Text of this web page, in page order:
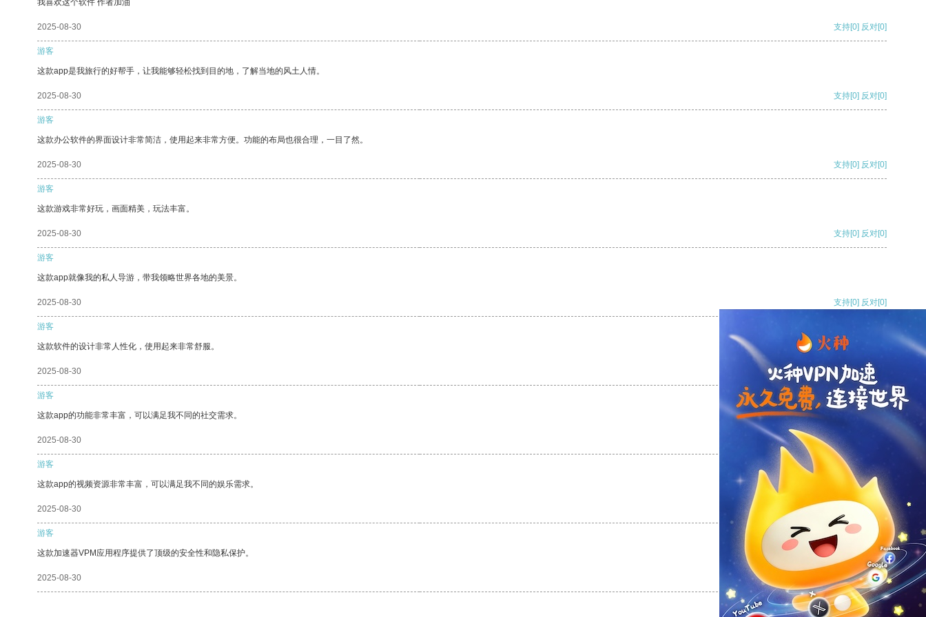
我喜欢这个软件 作者加油
2025-08-30 支持[0] 反对[0]
游客
这款app是我旅行的好帮手，让我能够轻松找到目的地，了解当地的风土人情。
2025-08-30 支持[0] 反对[0]
游客
这款办公软件的界面设计非常简洁，使用起来非常方便。功能的布局也很合理，一目了然。
2025-08-30 支持[0] 反对[0]
游客
这款游戏非常好玩，画面精美，玩法丰富。
2025-08-30 支持[0] 反对[0]
游客
这款app就像我的私人导游，带我领略世界各地的美景。
2025-08-30 支持[0] 反对[0]
游客
这款软件的设计非常人性化，使用起来非常舒服。
2025-08-30 支持[0] 反对
游客
这款app的功能非常丰富，可以满足我不同的社交需求。
2025-08-30 支持
游客
这款app的视频资源非常丰富，可以满足我不同的娱乐需求。
2025-08-30 反对 [0]
游客
这款加速器VPM应用程序提供了顶级的安全性和隐私保护。
2025-08-30 支持[0] 反对[0]